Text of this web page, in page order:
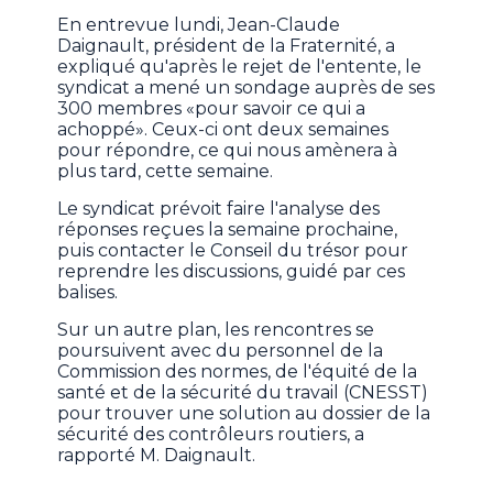
En entrevue lundi, Jean-Claude
Daignault, président de la Fraternité, a
expliqué qu'après le rejet de l'entente, le
syndicat a mené un sondage auprès de ses
300 membres «pour savoir ce qui a
achoppé». Ceux-ci ont deux semaines
pour répondre, ce qui nous amènera à
plus tard, cette semaine.
Le syndicat prévoit faire l'analyse des
réponses reçues la semaine prochaine,
puis contacter le Conseil du trésor pour
reprendre les discussions, guidé par ces
balises.
Sur un autre plan, les rencontres se
poursuivent avec du personnel de la
Commission des normes, de l'équité de la
santé et de la sécurité du travail (CNESST)
pour trouver une solution au dossier de la
sécurité des contrôleurs routiers, a
rapporté M. Daignault.